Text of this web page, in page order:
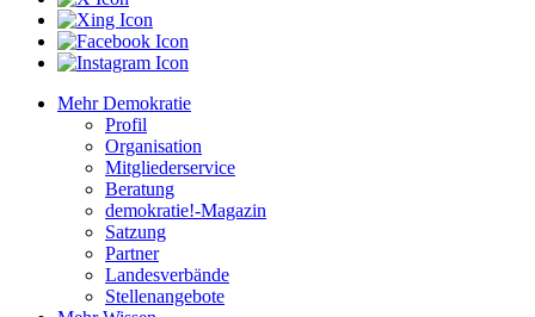
Mehr Demokratie
Profil
Organisation
Mitgliederservice
Beratung
demokratie!-Magazin
Satzung
Partner
Landesverbände
Stellenangebote